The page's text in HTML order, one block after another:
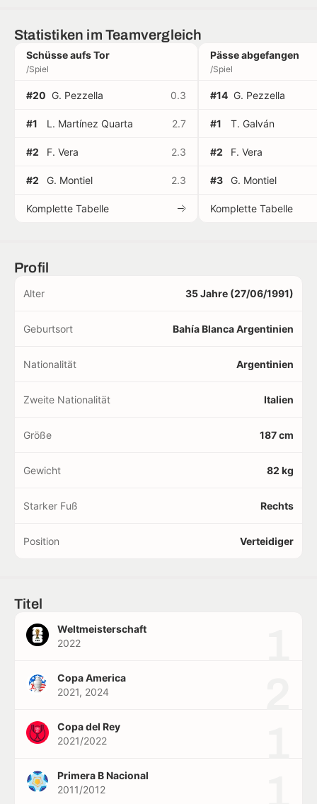
Statistiken im Teamvergleich
Schüsse aufs Tor
/Spiel
#20 G. Pezzella 0.3
#1 L. Martínez Quarta 2.7
#2 F. Vera 2.3
#2 G. Montiel 2.3
Komplette Tabelle
Pässe abgefangen
/Spiel
#14 G. Pezzella
#1 T. Galván
#2 F. Vera
#3 G. Montiel
Komplette Tabelle
Profil
Alter 35 Jahre (27/06/1991)
Geburtsort Bahía Blanca Argentinien
Nationalität Argentinien
Zweite Nationalität Italien
Größe 187 cm
Gewicht 82 kg
Starker Fuß Rechts
Position Verteidiger
Titel
Weltmeisterschaft
2022
Copa America
2021, 2024
Copa del Rey
2021/2022
Primera B Nacional
2011/2012